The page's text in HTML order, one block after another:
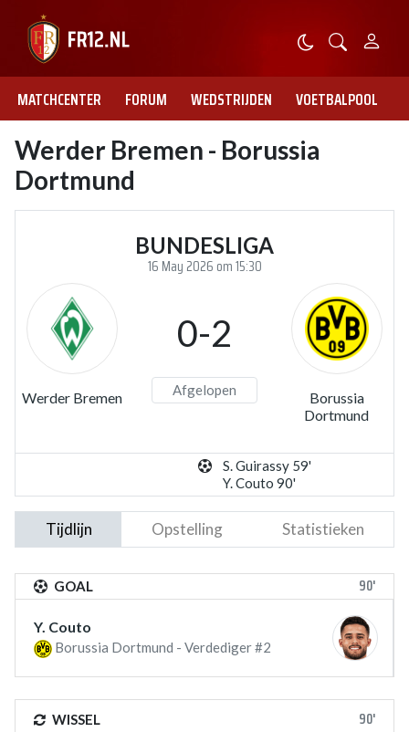
MATCHCENTER FORUM WEDSTRIJDEN VOETBALPOOL
Werder Bremen - Borussia
Dortmund
BUNDESLIGA
16 May 2026 om 15:30
Werder Bremen
0-2
Afgelopen
Borussia
Dortmund
S. Guirassy 59'
Y. Couto 90'
Tijdlijn Opstelling Statistieken
GOAL 90'
Y. Couto
Borussia Dortmund - Verdediger #2
WISSEL 90'